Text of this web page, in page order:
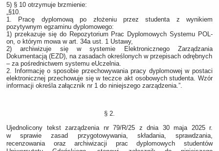
5) § 10 otrzymuje brzmienie:
„§10.
1. Pracę dyplomową po złożeniu przez studenta z wynikiem
pozytywnym egzaminu dyplomowego:
1) przekazuje się do Repozytorium Prac Dyplomowych Systemu POL-
on, o którym mowa w art. 34a ust. 1 Ustawy,
2) archiwizuje się w systemie Elektronicznego Zarządzania
Dokumentacją (EZD), na zasadach określonych w przepisach odrębnych
– za pośrednictwem systemu eUczelnia.
2. Informację o sposobie przechowywania pracy dyplomowej w postaci
elektronicznej przechowuje się w teczce akt osobowych studenta. Wzór
informacji określa załącznik nr 1 do niniejszego zarządzenia.”.
§ 2.
Ujednolicony tekst zarządzenia nr 79/R/25 z dnia 30 maja 2025 r.
w sprawie zasad przygotowywania, składania, sprawdzania,
recenzowania oraz archiwizacji prac dyplomowych studentów